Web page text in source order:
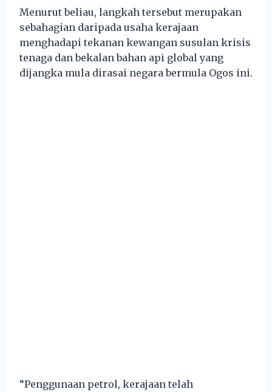
Menurut beliau, langkah tersebut merupakan
sebahagian daripada usaha kerajaan
menghadapi tekanan kewangan susulan krisis
tenaga dan bekalan bahan api global yang
dijangka mula dirasai negara bermula Ogos ini.
“Penggunaan petrol, kerajaan telah